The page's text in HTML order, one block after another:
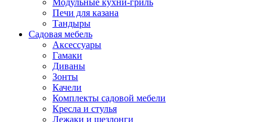
Модульные кухни-гриль
Печи для казана
Тандыры
Садовая мебель
Аксессуары
Гамаки
Диваны
Зонты
Качели
Комплекты садовой мебели
Кресла и стулья
Лежаки и шезлонги